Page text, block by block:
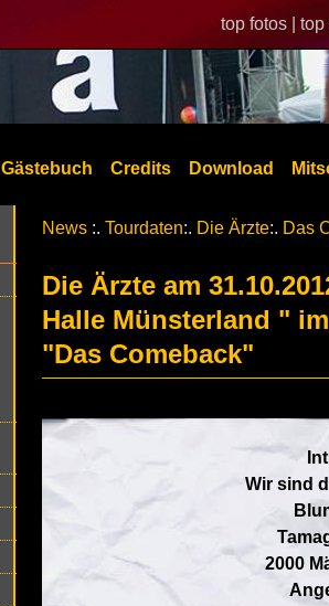
top fotos | top
Gästebuch Credits Download
News :. Tourdaten:. Die Ärzte:. Das
Die Ärzte am
Halle Münsterland "
"Das Comeback"
Wir sind
2000